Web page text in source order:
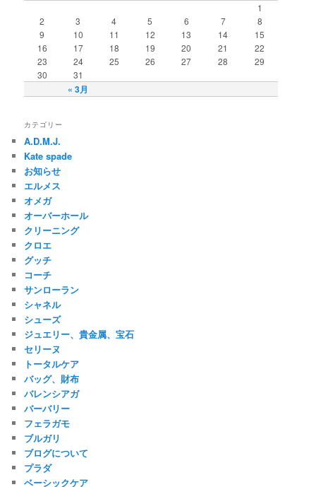
« 3月
1
2
3 4 5 6 7
8
9
10 11 12 13 14
15
16
17 18 19 20 21
22
23
24 25 26 27 28
29
30
31
カテゴリー
A.D.M.J.
Kate spade
お知らせ
エルメス
オメガ
オーバーホール
クリーニング
クロエ
グッチ
コーチ
サンローラン
シャネル
シューズ
ジュエリー、貴金属、宝石
セリーヌ
トータルケア
バッグ、財布
バレンシアガ
バーバリー
フェラガモ
ブルガリ
ブログについて
プラダ
ベーシックケア